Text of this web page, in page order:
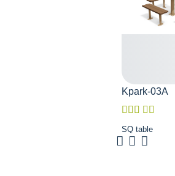
Kpark-03A
SQ table